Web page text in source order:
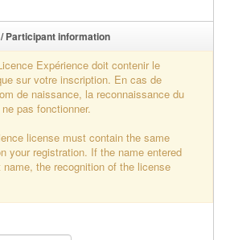
Participant information
Expérience doit contenir le
sur votre inscription. En cas de
de naissance, la reconnaissance du
pas fonctionner.
license must contain the same
your registration. If the name entered
the recognition of the license